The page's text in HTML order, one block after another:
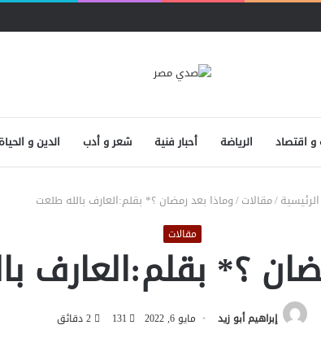
اقتصاد الرياضة أحبار فنية شعر و أدب الدين و الحياة
الرئيسية/مقالات/وماذا بعد رمضان ؟* بقلم:العارف بالله طلعت
مقالات
؟* بقلم:العارف
إبراهيم أبو زيد مايو 6, 2022 131